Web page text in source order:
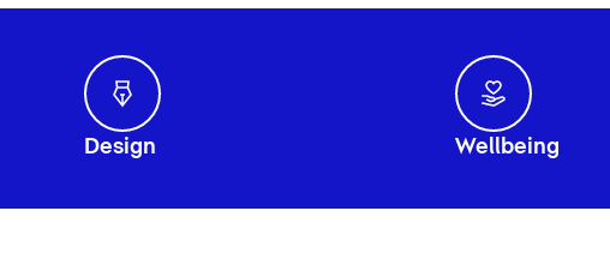
Design Wellbeing